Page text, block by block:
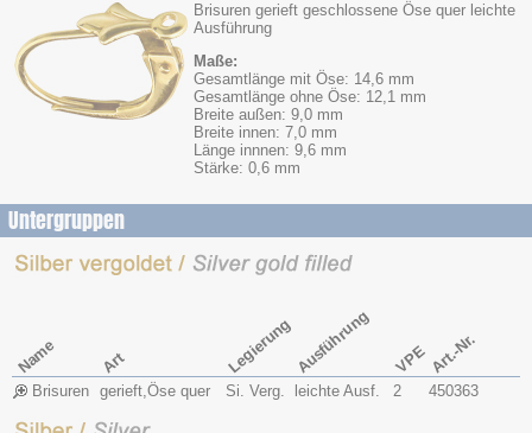
Brisuren gerieft geschlossene Öse quer leichte
Ausführung
Maße:
Gesamtlänge mit Öse: 14,6 mm
Gesamtlänge ohne Öse: 12,1 mm
Breite außen: 9,0 mm
Breite innen: 7,0 mm
Länge innnen: 9,6 mm
Stärke: 0,6 mm
Untergruppen
Name Art LegierungAusführung VPE Art.-Nr.
Brisuren gerieft,Öse quer Si. Verg. leichte Ausf. 2 450363